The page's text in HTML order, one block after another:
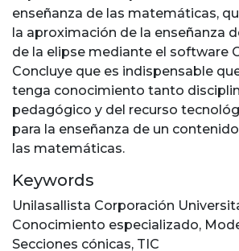
enseñanza de las matemáticas,
la aproximación de la enseñanza
de la elipse mediante el software
Concluye que es indispensable
tenga conocimiento tanto
pedagógico y del recurso
para la enseñanza de un
las matemáticas.
Keywords
Unilasallista Corporación
Conocimiento especializado,
Secciones cónicas, TIC